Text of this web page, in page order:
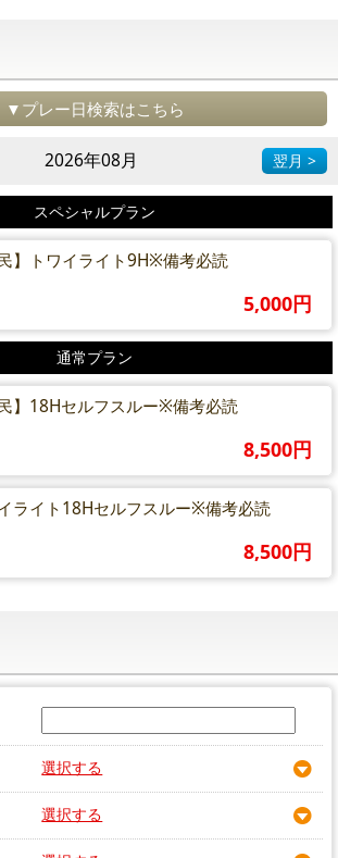
▼プレー日検索はこちら
2026年08月 翌月 >
スペシャルプラン
】トワイライト9H※備考必読
5,000円
通常プラン
】18Hセルフスルー※備考必読
8,500円
ライト18Hセルフスルー※備考必読
8,500円
選択する
選択する